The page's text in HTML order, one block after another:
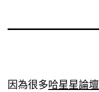
因為很多哈星星論壇